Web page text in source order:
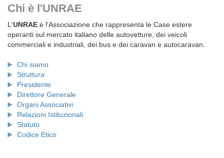
Chi è l'UNRAE
L'UNRAE è l'Associazione che rappresenta le Case estere
operanti sul mercato italiano delle autovetture, dei veicoli
commerciali e industriali, dei bus e dei caravan e autocaravan.
Chi siamo
Struttura
Presidente
Direttore Generale
Organi Associativi
Relazioni Istituzionali
Statuto
Codice Etico